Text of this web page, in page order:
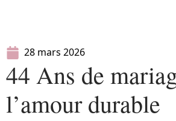
28 mars 2026
44 Ans de
l’amour durable